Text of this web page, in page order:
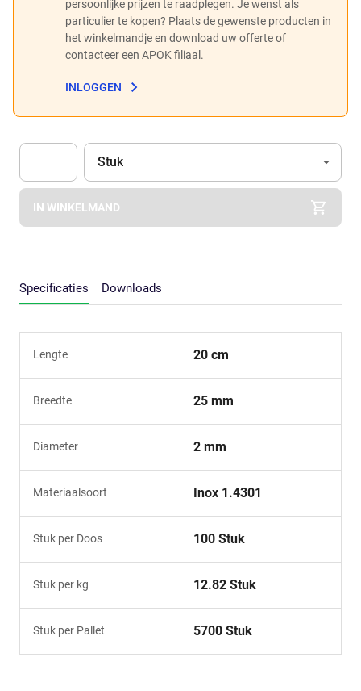
persoonlijke prijzen te raadplegen. Je wenst als
particulier te kopen? Plaats de gewenste producten in
het winkelmandje en download uw offerte of
contacteer een APOK filiaal.
INLOGGEN
Apok.Product.Detail.AddToCart.Quantity (Optioneel)
Eenheid
Stuk
IN WINKELMAND
Specificaties Downloads
Lengte 20 cm
Breedte 25 mm
Diameter 2 mm
Materiaalsoort Inox 1.4301
Stuk per Doos 100 Stuk
Stuk per kg 12.82 Stuk
Stuk per Pallet 5700 Stuk